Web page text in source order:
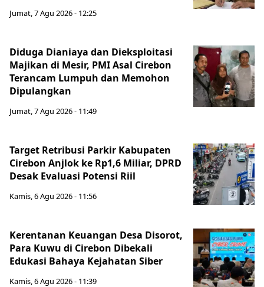
Jumat, 7 Agu 2026 - 12:25
Diduga Dianiaya dan Dieksploitasi
Majikan di Mesir, PMI Asal Cirebon
Terancam Lumpuh dan Memohon
Dipulangkan
Jumat, 7 Agu 2026 - 11:49
Target Retribusi Parkir Kabupaten
Cirebon Anjlok ke Rp1,6 Miliar, DPRD
Desak Evaluasi Potensi Riil
Kamis, 6 Agu 2026 - 11:56
Kerentanan Keuangan Desa Disorot,
Para Kuwu di Cirebon Dibekali
Edukasi Bahaya Kejahatan Siber
Kamis, 6 Agu 2026 - 11:39